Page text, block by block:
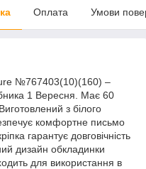
Оплата Умови
№767403(10)(160) –
1 Вересня. Має 60
з білого
комфортне письмо
гарантує довговічність
дизайн обкладинки
для використання в